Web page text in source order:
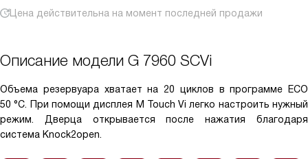
Цена действительна на момент последней продажи
Описание модели G 7960 SCVi
Объема резервуара хватает на 20 циклов в программе ECO
50 °C. При помощи дисплея M Touch Vi легко настроить нужный
режим. Дверца открывается после нажатия благодаря
система Knock2open.